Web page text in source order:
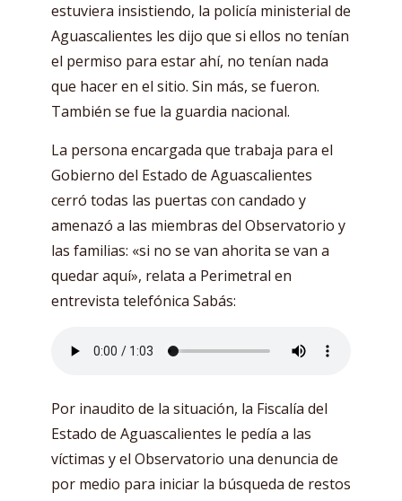
estuviera insistiendo, la policía ministerial de
Aguascalientes les dijo que si ellos no tenían
el permiso para estar ahí, no tenían nada
que hacer en el sitio. Sin más, se fueron.
También se fue la guardia nacional.
La persona encargada que trabaja para el
Gobierno del Estado de Aguascalientes
cerró todas las puertas con candado y
amenazó a las miembras del Observatorio y
las familias: «si no se van ahorita se van a
quedar aquí», relata a Perimetral en
entrevista telefónica Sabás:
Por inaudito de la situación, la Fiscalía del
Estado de Aguascalientes le pedía a las
víctimas y el Observatorio una denuncia de
por medio para iniciar la búsqueda de restos